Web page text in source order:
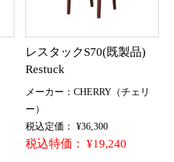
レスタックS70(既製品)
Restuck
メーカー：CHERRY（チェリ
ー）
税込定価： ¥36,300
税込特価： ¥19,240